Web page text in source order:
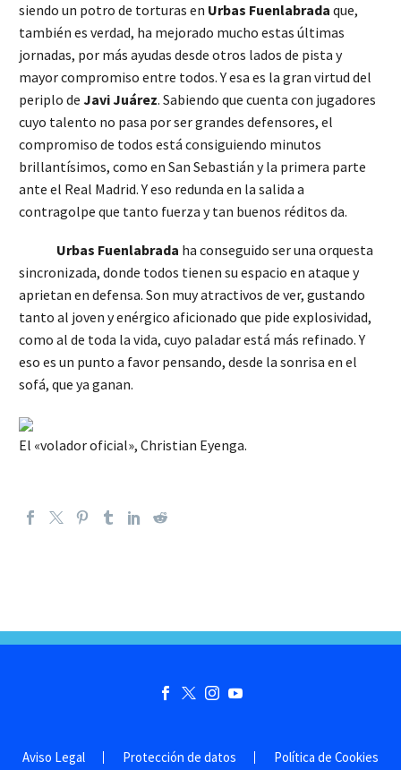
siendo un potro de torturas en Urbas Fuenlabrada que,
también es verdad, ha mejorado mucho estas últimas
jornadas, por más ayudas desde otros lados de pista y
mayor compromiso entre todos. Y esa es la gran virtud del
periplo de Javi Juárez. Sabiendo que cuenta con jugadores
cuyo talento no pasa por ser grandes defensores, el
compromiso de todos está consiguiendo minutos
brillantísimos, como en San Sebastián y la primera parte
ante el Real Madrid. Y eso redunda en la salida a
contragolpe que tanto fuerza y tan buenos réditos da.
Urbas Fuenlabrada ha conseguido ser una orquesta
sincronizada, donde todos tienen su espacio en ataque y
aprietan en defensa. Son muy atractivos de ver, gustando
tanto al joven y enérgico aficionado que pide explosividad,
como al de toda la vida, cuyo paladar está más refinado. Y
eso es un punto a favor pensando, desde la sonrisa en el
sofá, que ya ganan.
El «volador oficial», Christian Eyenga.
Aviso Legal Protección de datos Política de Cookies